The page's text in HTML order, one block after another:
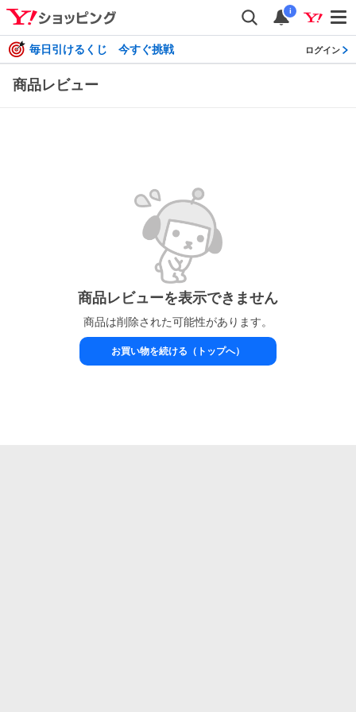
i
毎日引けるくじ 今すぐ挑戦 ログイン
商品レビュー
商品レビューを表示できません
商品は削除された可能性があります。
お買い物を続ける（トップへ）